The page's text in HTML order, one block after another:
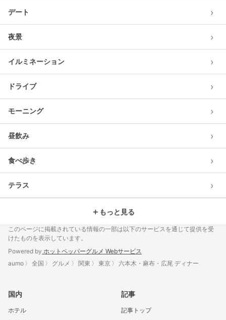
デート ›
夜景 ›
イルミネーション ›
ドライブ ›
モーニング ›
昼飲み ›
食べ歩き ›
テラス ›
＋ もっと見る
このページに掲載されている情報の一部は以下のサービスを通じて提供を受
けたものを表示しています。
Powered by ホットペッパーグルメ Webサービス
aumo
全国 グルメ 関東 東京 六本木・麻布・広尾 ディナー
国内
ホテル
記事
記事トップ